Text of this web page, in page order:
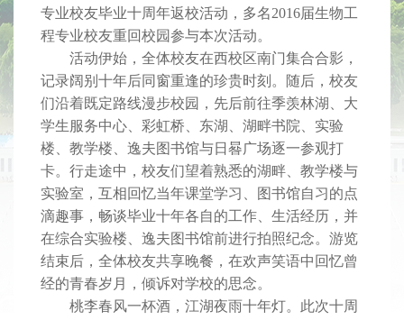
专业校友毕业十周年返校活动，多名2016届生物工
程专业校友重回校园参与本次活动。
活动伊始，全体校友在西校区南门集合合影，
记录阔别十年后同窗重逢的珍贵时刻。随后，校友
们沿着既定路线漫步校园，先后前往季羡林湖、大
学生服务中心、彩虹桥、东湖、湖畔书院、实验
楼、教学楼、逸夫图书馆与日晷广场逐一参观打
卡。行走途中，校友们望着熟悉的湖畔、教学楼与
实验室，互相回忆当年课堂学习、图书馆自习的点
滴趣事，畅谈毕业十年各自的工作、生活经历，并
在综合实验楼、逸夫图书馆前进行拍照纪念。游览
结束后，全体校友共享晚餐，在欢声笑语中回忆曾
经的青春岁月，倾诉对学校的思念。
桃李春风一杯酒，江湖夜雨十年灯。此次十周